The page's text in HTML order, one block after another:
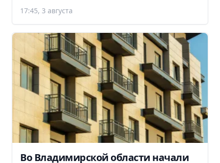
17:45, 3 августа
Во Владимирской области начали